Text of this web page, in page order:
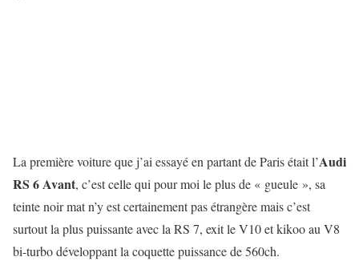
La première voiture que j’ai essayé en partant de Paris était l’Audi
RS 6 Avant, c’est celle qui pour moi le plus de « gueule », sa
teinte noir mat n’y est certainement pas étrangère mais c’est
surtout la plus puissante avec la RS 7, exit le V10 et kikoo au V8
bi-turbo développant la coquette puissance de 560ch.